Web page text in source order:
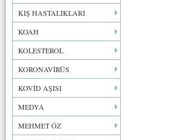
KIŞ HASTALIKLARI
KOAH
KOLESTEROL
KORONAVİRÜS
KOVİD AŞISI
MEDYA
MEHMET ÖZ